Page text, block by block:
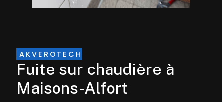
AKVEROTECH
fuite sur chaudière à
Maisons-Alfort